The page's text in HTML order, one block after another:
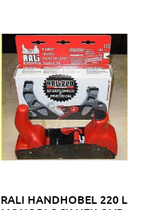
RALI HANDHOBEL 220 L